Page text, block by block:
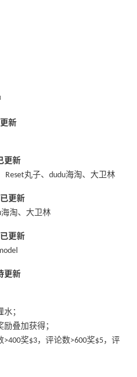
新
更新
Reset丸子、dudu海淘、大卫林
更新
海淘、大卫林
更新
更新
；
叠加获得；
奖$3，评论数>600奖$5，评